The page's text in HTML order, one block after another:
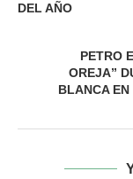
DEL AÑO
PETRO
OREJA”
BLANCA